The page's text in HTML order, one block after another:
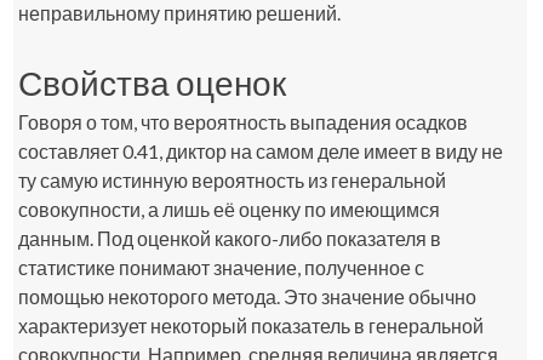
неправильному принятию решений.
Свойства оценок
Говоря о том, что вероятность выпадения осадков
составляет 0.41, диктор на самом деле имеет в виду не
ту самую истинную вероятность из генеральной
совокупности, а лишь её оценку по имеющимся
данным. Под оценкой какого-либо показателя в
статистике понимают значение, полученное с
помощью некоторого метода. Это значение обычно
характеризует некоторый показатель в генеральной
совокупности. Например, средняя величина является